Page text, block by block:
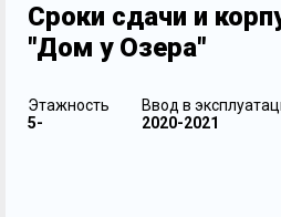
Сроки сдачи и
"Дом у Озера"
Этажность
5-
Ввод в
2020-2021